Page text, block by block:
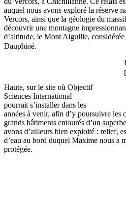
auquel nous avons exploré la réserve
Vercors, ainsi que la géologie du
découvrir une montagne
d’altitude, le Mont Aiguille,
Dauphiné.
Haute, sur le site où Objectif
Sciences International
pourrait s’installer dans les
années à venir, afin d’y poursuivre les
grands bâtiments entourés d’un
avons d’ailleurs bien exploité : relief,
d’eau au bord duquel Maxime nous a
protégée.